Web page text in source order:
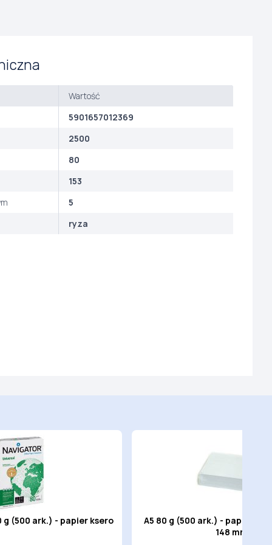
Wartość
5901657012369
2500
80
153
5
ryza
g (500 ark.) - papier ksero
A5 80 g (500 ark.) - papier
148 mm)